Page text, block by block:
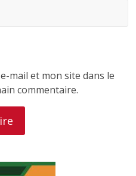
mail et mon site dans le
commentaire.